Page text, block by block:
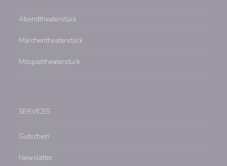
Abendtheaterstück
Märchentheaterstück
Mitspieltheaterstück
SERVICES
Gutschein
Newsletter